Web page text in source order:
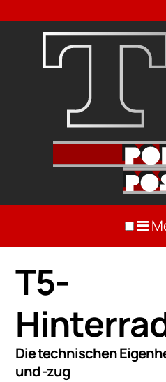
T5-
Die technischen
und -zug